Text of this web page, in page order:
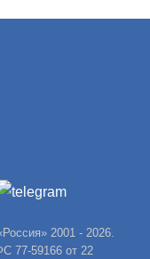
2001 - 2026.
77-59166 от 22